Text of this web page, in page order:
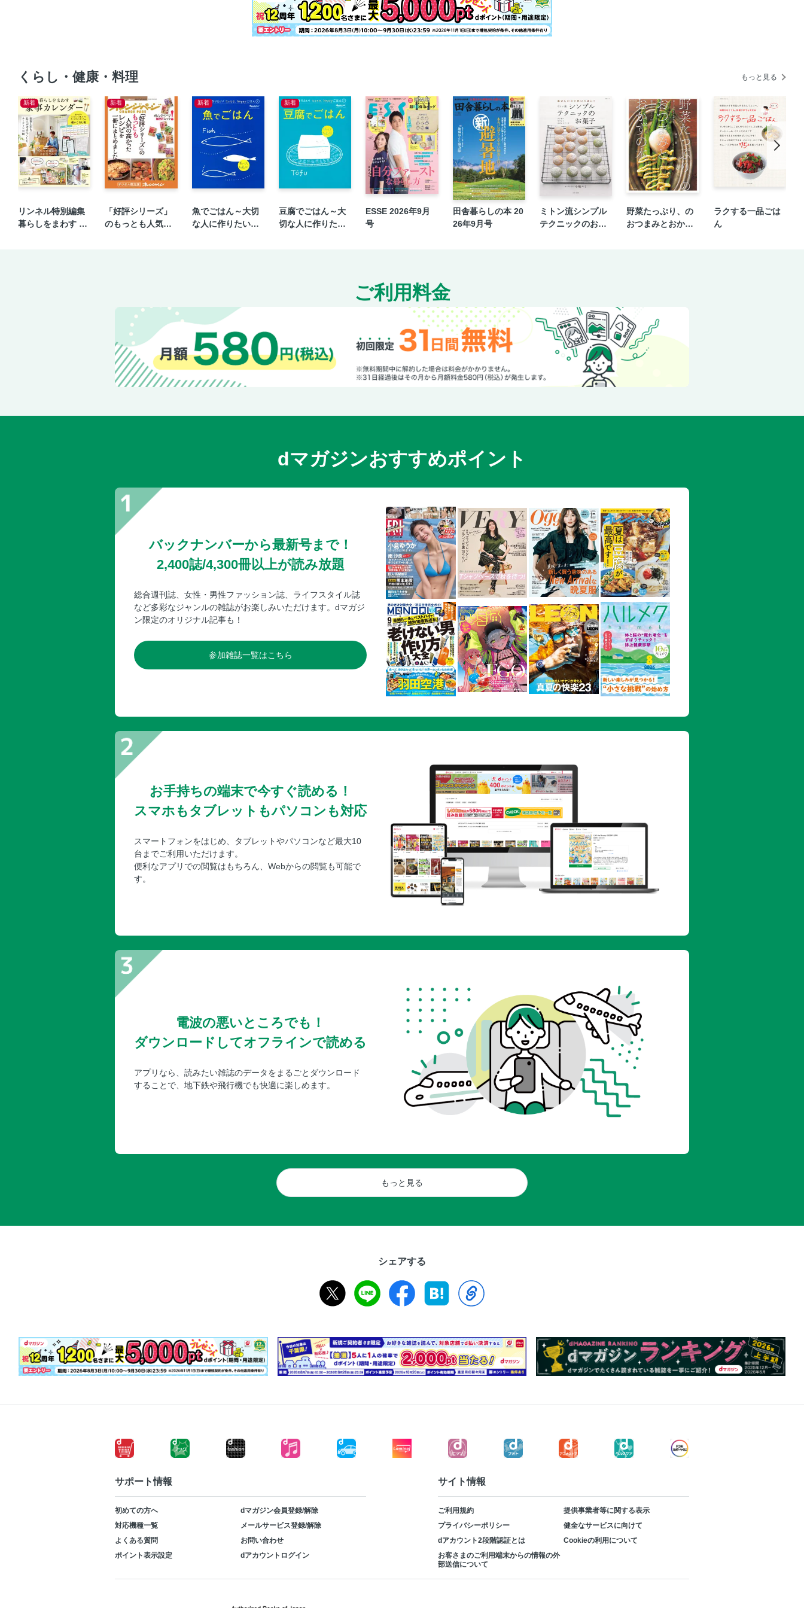
鶏肉とキャベツのシンプルソテー／ショートパスタとビーンズのマヨサラダ
鶏肉とじゃがいものトマト煮／ブロッコリーのシンプルサラダ
牛肉のひと口丸めカツ／キャベツと油揚げのみそ汁
肉だんごの中華風煮込み／長いもともずくの酢のもの
豚ひきとれんこんのカレー炒め／大豆のじゃこおろし
肉だんごの酢豚／ほうれん草の中華風のりあえ
鶏ひきのポテトグラタン／さっぱり豆サラダ
さばのソテー南蛮酢かけ／トマトの納豆あえ
さばの竜田揚げ／春菊とえのきのレモンしょうゆあえ
ぶりのにんにく風味照り焼き／ゆで白菜のごま酢あえ
塩ぶり大根／かぼちゃのじゃこサラダ
たらと豆腐のねぎたっぷり蒸し／ほうれん草のなめたけあえ
ほうれん草と鮭のリゾット／焼きねぎのマリネ
ブロッコリー入り明太スパゲティ／キャベツとちくわのしそ風味サラダ
料理名INDEX
素材の下ごしらえと切り方
電子版奥付
くらし・健康・料理 もっと見る
新着
リンネル特別編集
暮らしをまわす 家
新着
「好評シリーズ」
のもっとも人気の
新着
魚でごはん～大切
な人に作りたい！
新着
豆腐でごはん～大
切な人に作りた
ESSE 2026年9月
号
田舎暮らしの本 20
26年9月号
ミトン流シンプル
テクニックのお菓
野菜たっぷり、の
おつまみとおかず
ラクする一品ごは
ん
ご利用料金
dマガジンおすすめポイント
バックナンバーから最新号まで！
2,400誌/4,300冊以上が読み放題
総合週刊誌、女性・男性ファッション誌、ライフスタイル誌
など多彩なジャンルの雑誌がお楽しみいただけます。dマガジ
ン限定のオリジナル記事も！
参加雑誌一覧はこちら
お手持ちの端末で今すぐ読める！
スマホもタブレットもパソコンも対応
スマートフォンをはじめ、タブレットやパソコンなど最大10
台までご利用いただけます。
便利なアプリでの閲覧はもちろん、Webからの閲覧も可能で
す。
電波の悪いところでも！
ダウンロードしてオフラインで読める
アプリなら、読みたい雑誌のデータをまるごとダウンロード
することで、地下鉄や飛行機でも快適に楽しめます。
もっと見る
シェアする
サポート情報
初めての方へ
dマガジン会員登録/解除
対応機種一覧
メールサービス登録/解除
よくある質問
お問い合わせ
ポイント表示設定
dアカウントログイン
サイト情報
ご利用規約
提供事業者等に関する表示
プライバシーポリシー
健全なサービスに向けて
dアカウント2段階認証とは
Cookieの利用について
お客さまのご利用端末からの情報の外
部送信について